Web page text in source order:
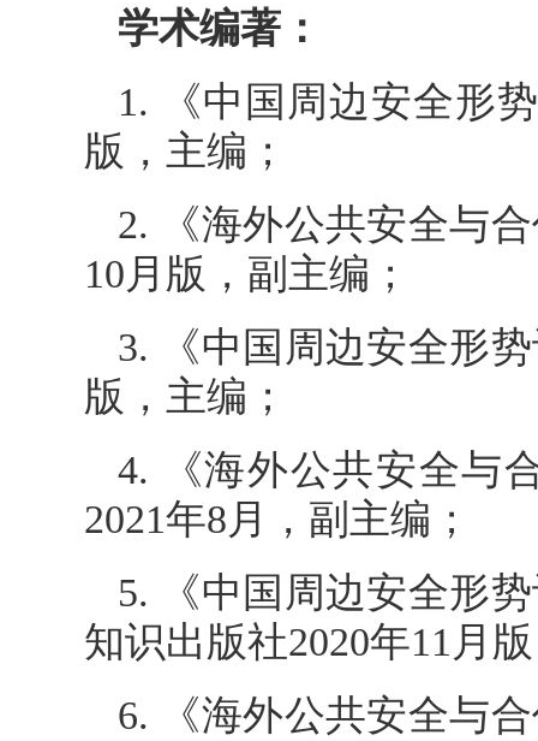
学术编著：
1. 《中国周边安全形
版，主编；
2. 《海外公共安全与
10月版，副主编；
3. 《中国周边安全形
版，主编；
4. 《海外公共安全与
2021年8月，副主编；
5. 《中国周边安全形
知识出版社2020年11月
6. 《海外公共安全与